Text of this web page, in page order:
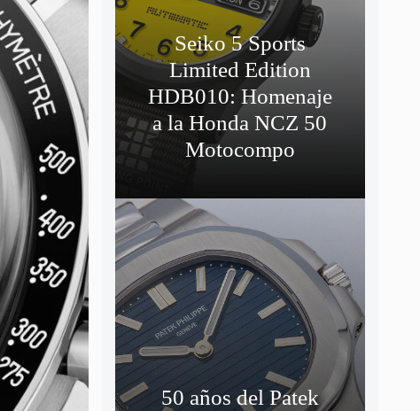
Seiko 5 Sports
Limited Edition
HDB010: Homenaje
a la Honda NCZ 50
Motocompo
50 años del Patek